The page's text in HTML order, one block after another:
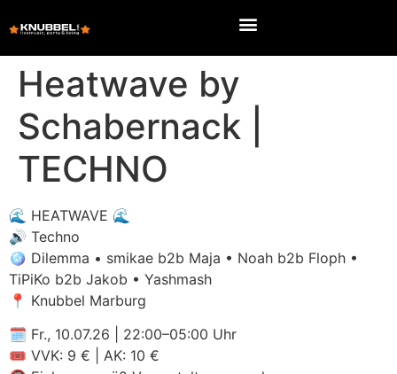
Heatwave by
Schabernack |
TECHNO
🌊 HEATWAVE 🌊
🔊 Techno
🪩 Dilemma • smikae b2b Maja • Noah b2b Floph •
TiPiKo b2b Jakob • Yashmash
📍 Knubbel Marburg
🗓 Fr., 10.07.26 | 22:00–05:00 Uhr
🎟 VVK: 9 € | AK: 10 €